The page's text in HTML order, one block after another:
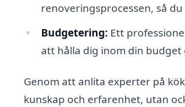
renoveringsprocessen, så
Budgetering: Ett
att hålla dig inom din
Genom att anlita experter på
kunskap och erfarenhet, utan